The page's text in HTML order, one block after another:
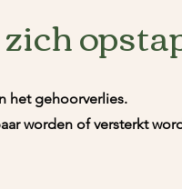
het gehoorverlies.
worden of versterkt